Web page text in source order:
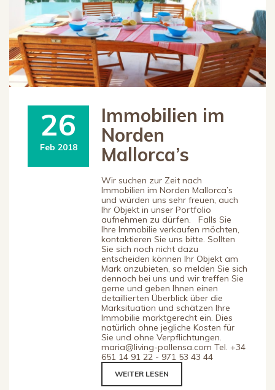
26
Feb 2018
Immobilien im
Norden
Mallorca’s
Wir suchen zur Zeit nach
Immobilien im Norden Mallorca’s
und würden uns sehr freuen, auch
Ihr Objekt in unser Portfolio
aufnehmen zu dürfen. Falls Sie
Ihre Immobilie verkaufen möchten,
kontaktieren Sie uns bitte. Sollten
Sie sich noch nicht dazu
entscheiden können Ihr Objekt am
Mark anzubieten, so melden Sie sich
dennoch bei uns und wir treffen Sie
gerne und geben Ihnen einen
detaillierten Überblick über die
Marksituation und schätzen Ihre
Immobilie marktgerecht ein. Dies
natürlich ohne jegliche Kosten für
Sie und ohne Verpflichtungen.
maria@living-pollensa.com Tel. +34
651 14 91 22 - 971 53 43 44
WEITER LESEN